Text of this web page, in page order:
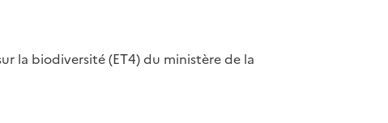
la biodiversité (ET4) du ministère de la